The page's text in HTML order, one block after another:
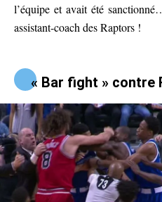
l’équipe et avait été
assistant-coach des Raptors !
« Bar fight » contre